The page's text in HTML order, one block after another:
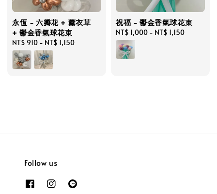
永恆 - 六瓣花 + 薰衣草
+ 鬱金香氣球花束
Regular
price
NT$ 910 - NT$ 1,150
祝福 - 鬱金香氣球花束
Regular
price
NT$ 1,000 - NT$ 1,150
Follow us